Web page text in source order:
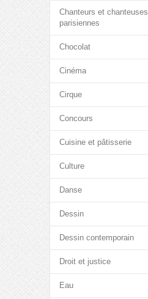
Chanteurs et
parisiennes
Chocolat
Cinéma
Cirque
Concours
Cuisine et pâtisserie
Culture
Danse
Dessin
Dessin contemporain
Droit et justice
Eau